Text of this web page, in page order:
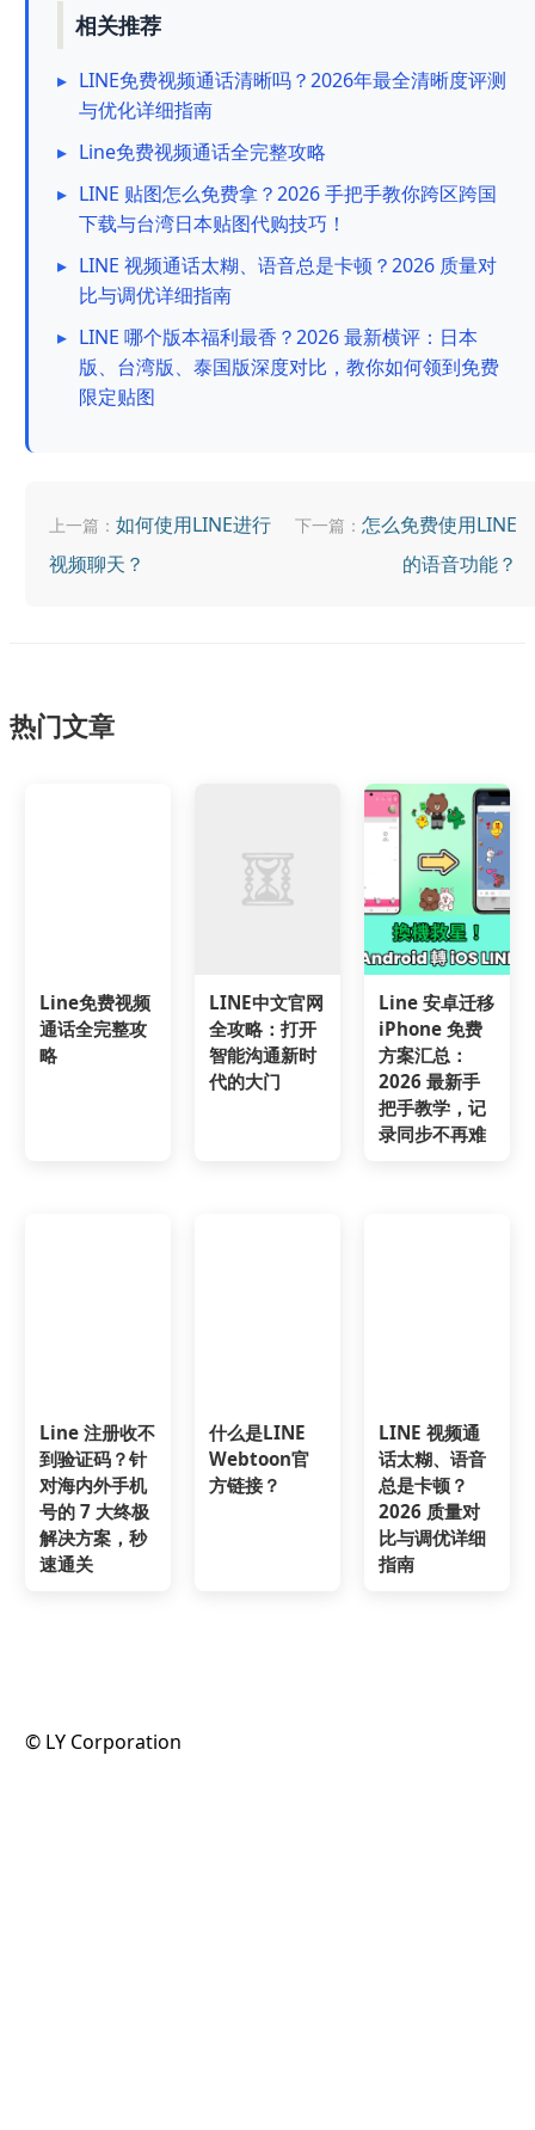
相关推荐
▸ LINE免费视频通话清晰吗？2026年最全清晰度评测
与优化详细指南
▸ Line免费视频通话全完整攻略
▸ LINE 贴图怎么免费拿？2026 手把手教你跨区跨国
下载与台湾日本贴图代购技巧！
▸ LINE 视频通话太糊、语音总是卡顿？2026 质量对
比与调优详细指南
▸ LINE 哪个版本福利最香？2026 最新横评：日本
版、台湾版、泰国版深度对比，教你如何领到免费
限定贴图
上一篇： 如何使用LINE进行
视频聊天？
下一篇： 怎么免费使用LINE
的语音功能？
热门文章
Line免费视频
通话全完整攻
略
LINE中文官网
全攻略：打开
智能沟通新时
代的大门
Line 安卓迁移
iPhone 免费
方案汇总：
2026 最新手
把手教学，记
录同步不再难
Line 注册收不
到验证码？针
对海内外手机
号的 7 大终极
解决方案，秒
速通关
什么是LINE
Webtoon官
方链接？
LINE 视频通
话太糊、语音
总是卡顿？
2026 质量对
比与调优详细
指南
©️ LY Corporation